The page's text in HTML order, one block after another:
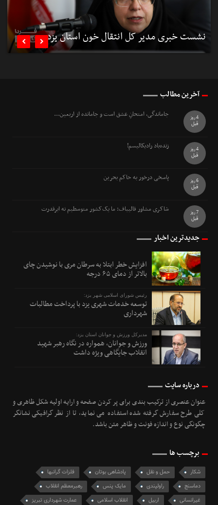
نشست خبری مدیر کل انتقال خون استان یزد  
آخرین مطالب
جاماندگی، امتحانِ عشق است و جامانده از اربعین...
4 روز
قبل
زنده‌باد رادیکالیسم!
4 روز
قبل
پاسخی درخور به حاکم بحرین
6 روز
قبل
شاکری مشاور قالیباف: ما یک‌کشور متوسطیم نه ابرقدرت
7 روز
قبل
جدیدترین اخبار
افزایش خطر ابتلا به سرطان مری با نوشیدن چای
بالاتر از دمای ۶۵ درجه
رئیس شورای اسلامی شهر یزد:
توسعه خدمات شهری یزد با پرداخت مطالبات
شهرداری
مدیرکل ورزش و جوانان استان یزد:
ورزش و جوانان، همواره در نگاه رهبر شهید
انقلاب جایگاهی ویژه داشت
درباره سایت
عنوان عنصری از ترکیب بندی برای پر کردن صفحه و ارایه اولیه شکل ظاهری و
کلی طرح سفارش گرفته شده استفاده می نماید، تا از نظر گرافیکی نشانگر
چگونگی نوع و اندازه فونت و ظاهر متن باشد.
برچسب ها
شکار حمل و نقل پادشاهی بوتان
فلزات گرانبها
دماسنج
راولپندی مایک پنس
رهبرمعظم انقلاب
غیرانسانی
اربیل انقلاب اسلامی عمارت شهرداری تبریز